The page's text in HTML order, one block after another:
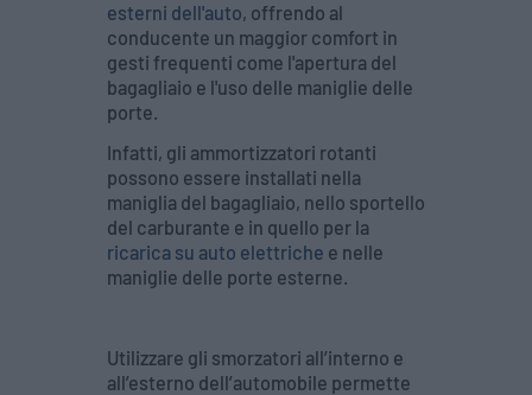
esterni dell'auto, offrendo al
conducente un maggior comfort in
gesti frequenti come l'apertura del
bagagliaio e l'uso delle maniglie delle
porte.
Infatti, gli ammortizzatori rotanti
possono essere installati nella
maniglia del bagagliaio, nello sportello
del carburante e in quello per la
ricarica su auto elettriche e nelle
maniglie delle porte esterne.
Utilizzare gli smorzatori all’interno e
all’esterno dell’automobile permette